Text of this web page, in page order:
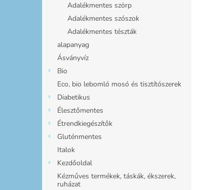
Adalékmentes szörp
Adalékmentes szószok
Adalékmentes tészták
alapanyag
Ásványvíz
Bio
Eco, bio lebomló mosó és tisztítószerek
Diabetikus
Élesztőmentes
Étrendkiegészítők
Gluténmentes
Italok
Kezdőoldal
Kézműves termékek, táskák, ékszerek,
ruházat